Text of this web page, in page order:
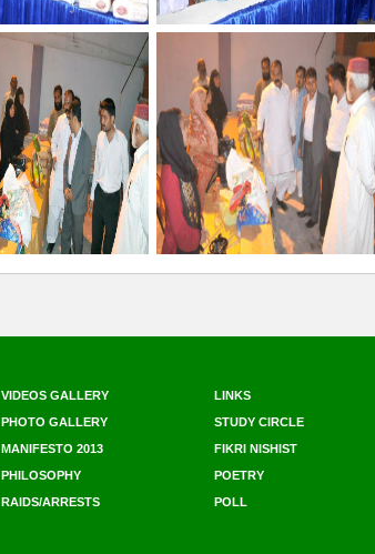
VIDEOS GALLERY LINKS
PHOTO GALLERY STUDY CIRCLE
MANIFESTO 2013 FIKRI NISHIST
PHILOSOPHY POETRY
RAIDS/ARRESTS POLL